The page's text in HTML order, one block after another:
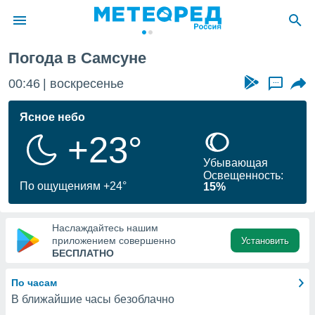
о
Вы можете
к этому
доступ
Погода в Самсуне
00:46 воскресенье ...
Ясное небо
+23°
По ощущениям +24°
Убывающая
Освещенность:
15%
Наслаждайтесь нашим
приложением совершенно
БЕСПЛАТНО
Установить
По часам
В ближайшие часы безоблачно